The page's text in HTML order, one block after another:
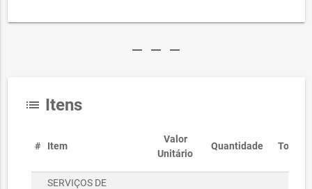
remove remove remove
list Itens
# Item
Valor
Unitário
Quantidade Total
SERVIÇOS DE